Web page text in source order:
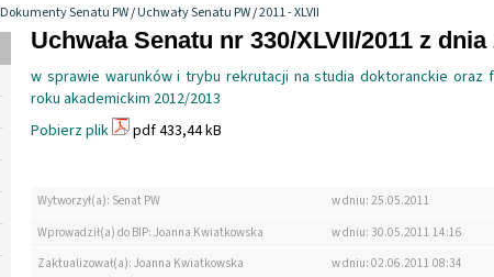
Dokumenty Senatu PW/Uchwały Senatu PW/2011 - XLVII
Uchwała Senatu nr 330/XLVII/2011 z dnia
w sprawie warunków i trybu rekrutacji na studia doktoranckie oraz
roku akademickim 2012/2013
Pobierz plik
pdf 433,44 kB
Wytworzył(a): Senat PW
w dniu: 25.05.2011
Wprowadził(a) do BIP: Joanna Kwiatkowska
w dniu: 30.05.2011 14:16
Zaktualizował(a): Joanna Kwiatkowska
w dniu: 02.06.2011 08:34